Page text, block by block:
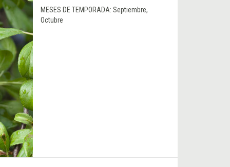
MESES DE TEMPORADA: Septiembre,
Octubre